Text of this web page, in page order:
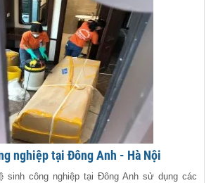
nghiệp tại Đông Anh - Hà Nội
sinh công nghiệp tại Đông Anh sử dụng các